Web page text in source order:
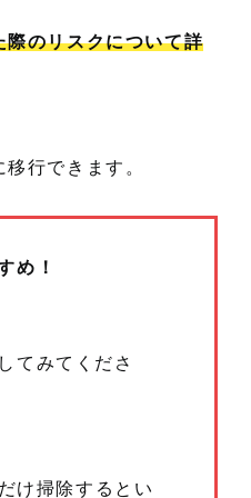
際のリスクについて詳
行できます。
め！
てみてくださ
け掃除するとい